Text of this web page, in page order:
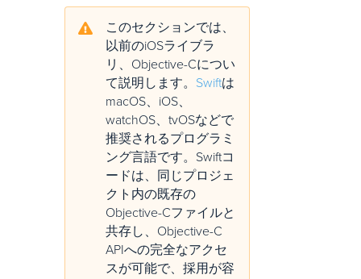
このセクションでは、
以前のiOSライブラ
リ、Objective-Cについ
て説明します。 Swiftは
macOS、iOS、
watchOS、tvOSなどで
推奨されるプログラミ
ング言語です。Swiftコ
ードは、同じプロジェ
クト内の既存の
Objective-Cファイルと
共存し、Objective-C
APIへの完全なアクセ
スが可能で、採用が容